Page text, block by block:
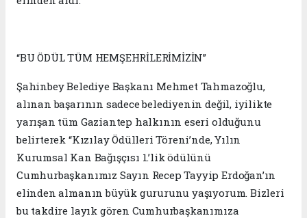
“BU ÖDÜL TÜM HEMŞEHRİLERİMİZİN”
Şahinbey Belediye Başkanı Mehmet Tahmazoğlu,
alınan başarının sadece belediyenin değil, iyilikte
yarışan tüm Gaziantep halkının eseri olduğunu
belirterek “Kızılay Ödülleri Töreni’nde, Yılın
Kurumsal Kan Bağışçısı 1.’lik ödülünü
Cumhurbaşkanımız Sayın Recep Tayyip Erdoğan’ın
elinden almanın büyük gururunu yaşıyorum. Bizleri
bu takdire layık gören Cumhurbaşkanımıza